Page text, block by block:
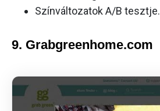
Színváltozatok A/B tesztje.
9. Grabgreenhome.com